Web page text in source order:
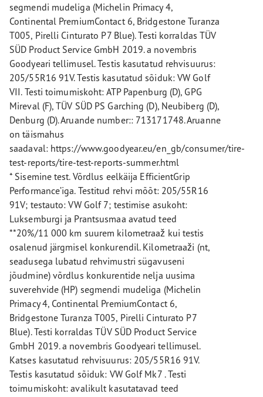
segmendi mudeliga (Michelin Primacy 4,
Continental PremiumContact 6, Bridgestone Turanza
T005, Pirelli Cinturato P7 Blue). Testi korraldas TÜV
SÜD Product Service GmbH 2019. a novembris
Goodyeari tellimusel. Testis kasutatud rehvisuurus:
205/55R16 91V. Testis kasutatud sõiduk: VW Golf
VII. Testi toimumiskoht: ATP Papenburg (D), GPG
Mireval (F), TÜV SÜD PS Garching (D), Neubiberg (D),
Denburg (D). Aruande number:: 713171748. Aruanne
on täismahus
saadaval: https://www.goodyear.eu/en_gb/consumer/tire-
test-reports/tire-test-reports-summer.html
* Sisemine test. Võrdlus eelkäija EfficientGrip
Performance’iga. Testitud rehvi mõõt: 205/55R16
91V; testauto: VW Golf 7; testimise asukoht:
Luksemburgi ja Prantsusmaa avatud teed
**20%/11 000 km suurem kilometraaž kui testis
osalenud järgmisel konkurendil. Kilometraaži (nt,
seadusega lubatud rehvimustri sügavuseni
jõudmine) võrdlus konkurentide nelja uusima
suverehvide (HP) segmendi mudeliga (Michelin
Primacy 4, Continental PremiumContact 6,
Bridgestone Turanza T005, Pirelli Cinturato P7
Blue). Testi korraldas TÜV SÜD Product Service
GmbH 2019. a novembris Goodyeari tellimusel.
Katses kasutatud rehvisuurus: 205/55R16 91V.
Testis kasutatud sõiduk: VW Golf Mk7 . Testi
toimumiskoht: avalikult kasutatavad teed